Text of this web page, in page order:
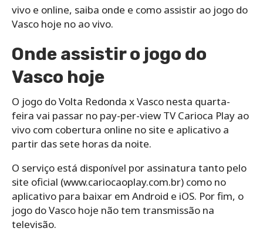
vivo e online, saiba onde e como assistir ao jogo do
Vasco hoje no ao vivo.
Onde assistir o jogo do
Vasco hoje
O jogo do Volta Redonda x Vasco nesta quarta-
feira vai passar no pay-per-view TV Carioca Play ao
vivo com cobertura online no site e aplicativo a
partir das sete horas da noite.
O serviço está disponível por assinatura tanto pelo
site oficial (www.cariocaoplay.com.br) como no
aplicativo para baixar em Android e iOS. Por fim, o
jogo do Vasco hoje não tem transmissão na
televisão.